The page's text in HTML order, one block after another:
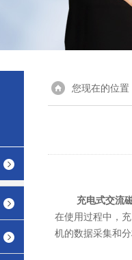
您现在的位置
充电式交流
在使用过程中，
机的数据采集和